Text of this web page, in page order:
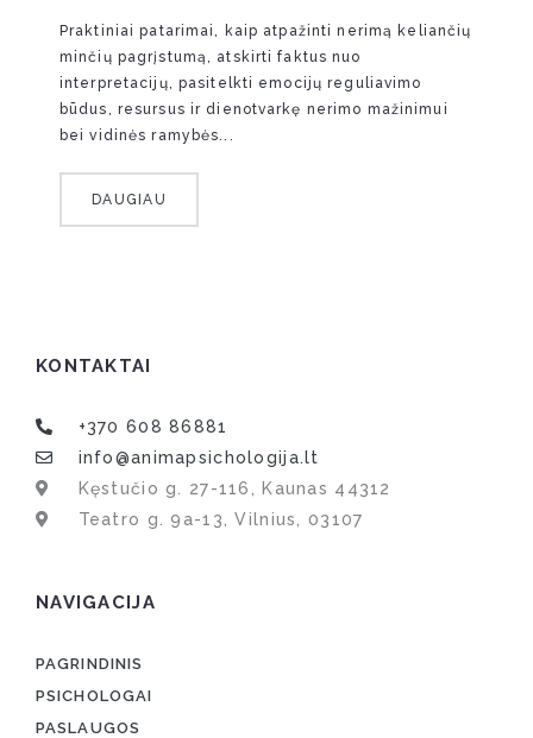
Praktiniai patarimai, kaip atpažinti nerimą keliančių
minčių pagrįstumą, atskirti faktus nuo
interpretacijų, pasitelkti emocijų reguliavimo
būdus, resursus ir dienotvarkę nerimo mažinimui
bei vidinės ramybės...
DAUGIAU
KONTAKTAI
+370 608 86881
info@animapsichologija.lt
Kęstučio g. 27-116, Kaunas 44312
Teatro g. 9a-13, Vilnius, 03107
NAVIGACIJA
PAGRINDINIS
PSICHOLOGAI
PASLAUGOS